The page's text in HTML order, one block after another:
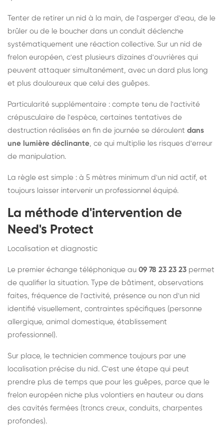
Tenter de retirer un nid à la main, de l'asperger d'eau, de le
brûler ou de le boucher dans un conduit déclenche
systématiquement une réaction collective. Sur un nid de
frelon européen, c'est plusieurs dizaines d'ouvrières qui
peuvent attaquer simultanément, avec un dard plus long
et plus douloureux que celui des guêpes.
Particularité supplémentaire : compte tenu de l'activité
crépusculaire de l'espèce, certaines tentatives de
destruction réalisées en fin de journée se déroulent dans
une lumière déclinante, ce qui multiplie les risques d'erreur
de manipulation.
La règle est simple : à 5 mètres minimum d'un nid actif, et
toujours laisser intervenir un professionnel équipé.
La méthode d'intervention de
Need's Protect
Localisation et diagnostic
Le premier échange téléphonique au 09 78 23 23 23 permet
de qualifier la situation. Type de bâtiment, observations
faites, fréquence de l'activité, présence ou non d'un nid
identifié visuellement, contraintes spécifiques (personne
allergique, animal domestique, établissement
professionnel).
Sur place, le technicien commence toujours par une
localisation précise du nid. C'est une étape qui peut
prendre plus de temps que pour les guêpes, parce que le
frelon européen niche plus volontiers en hauteur ou dans
des cavités fermées (troncs creux, conduits, charpentes
profondes).